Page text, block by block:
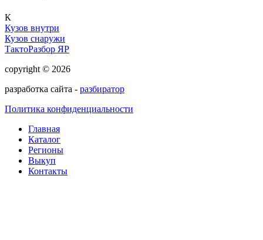
К
Кузов внутри
Кузов снаружи
ТактоРазбор ЯР
copyright © 2026
разработка сайта - разбиратор
Политика конфиденциальности
Главная
Каталог
Регионы
Выкуп
Контакты